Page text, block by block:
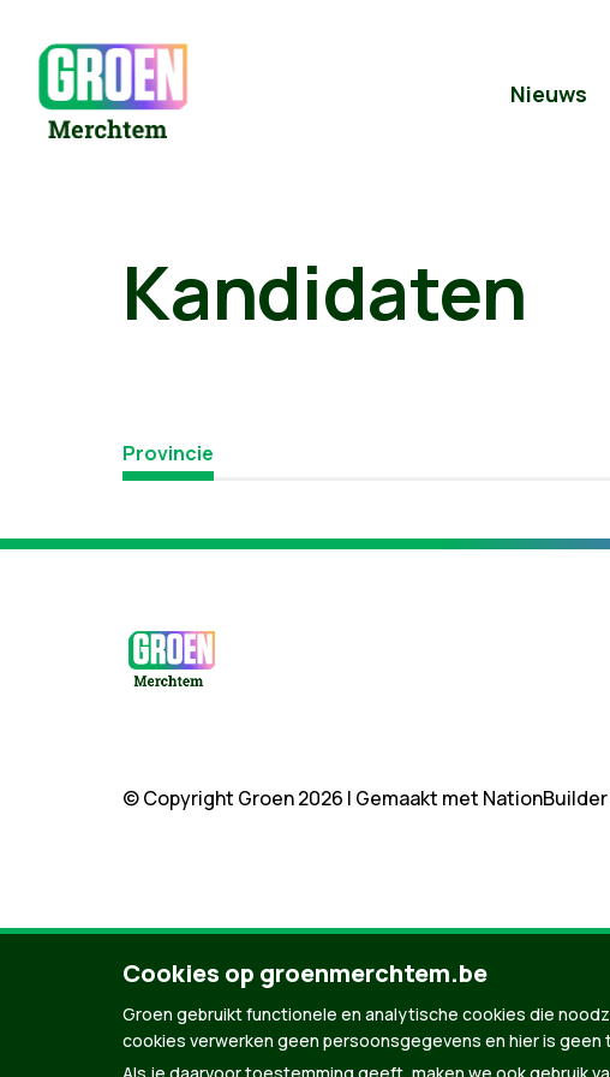
Nieuws
Kandidaten
Provincie
© Copyright Groen 2026 | Gemaakt met NationBuilder
Cookies op groenmerchtem.be
Groen gebruikt functionele en analytische cookies die
cookies verwerken geen persoonsgegevens en hier is